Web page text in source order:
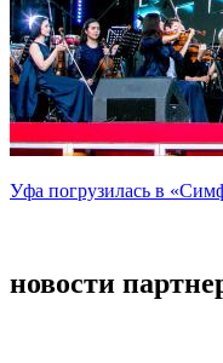
Уфа погрузилась в
новости